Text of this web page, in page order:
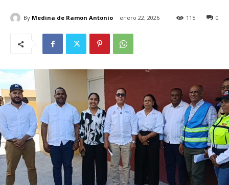
By Medina de Ramon Antonio enero 22, 2026 0
115